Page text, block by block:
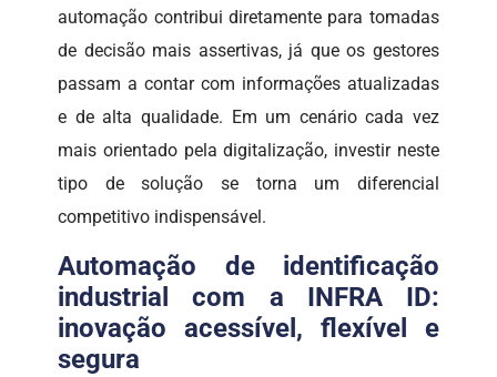
automação contribui diretamente para tomadas
de decisão mais assertivas, já que os gestores
passam a contar com informações atualizadas
e de alta qualidade. Em um cenário cada vez
mais orientado pela digitalização, investir neste
tipo de solução se torna um diferencial
competitivo indispensável.
Automação de identificação
industrial com a INFRA ID:
inovação acessível, flexível e
segura